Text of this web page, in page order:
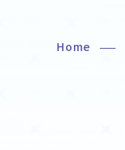
Home